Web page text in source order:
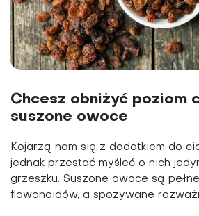
Chcesz obniżyć poziom
suszone owoce
Kojarzą nam się z dodatkiem do
jednak przestać myśleć o nich
grzeszku. Suszone owoce są
flawonoidów, a spożywane